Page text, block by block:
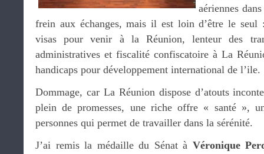
aériennes
frein aux échanges, mais il est loin d’être le seul
visas pour venir à la Réunion, lenteur des
administratives et fiscalité confiscatoire à La
handicaps pour développement international de l’ile.
Dommage, car La Réunion dispose d’atouts
plein de promesses, une riche offre « santé »,
personnes qui permet de travailler dans la sérénité.
J’ai remis la médaille du Sénat à Véronique